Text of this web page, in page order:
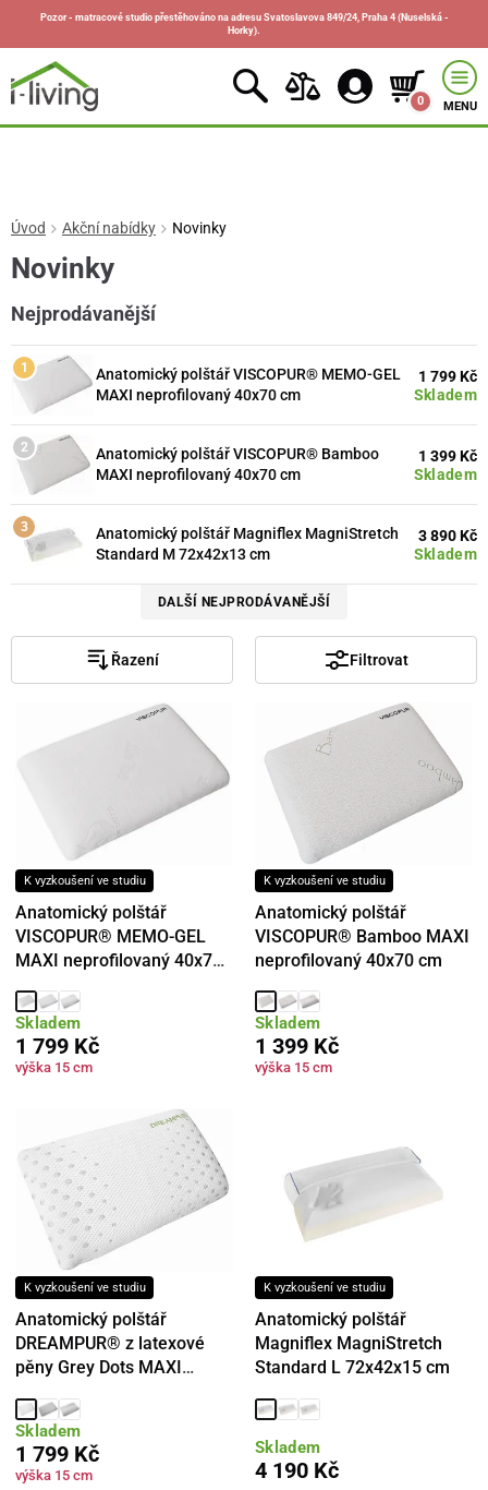
Pozor - matracové studio přestěhováno na adresu Svatoslavova 849/24, Praha 4 (Nuselská -
Horky).
0 MENU
Úvod Akční nabídky Novinky
Novinky
Nejprodávanější
Anatomický polštář VISCOPUR® MEMO-GEL
MAXI neprofilovaný 40x70 cm
Skladem
1 799 Kč
Anatomický polštář VISCOPUR® Bamboo
MAXI neprofilovaný 40x70 cm
Skladem
1 399 Kč
Anatomický polštář Magniflex MagniStretch
Standard M 72x42x13 cm
Skladem
3 890 Kč
DALŠÍ NEJPRODÁVANĚJŠÍ
Řazení Filtrovat
K vyzkoušení ve studiu
Anatomický polštář
VISCOPUR® MEMO-GEL
MAXI neprofilovaný 40x70
Skladem
1 799 Kč
výška 15 cm
K vyzkoušení ve studiu
Anatomický polštář
VISCOPUR® Bamboo MAXI
neprofilovaný 40x70 cm
Skladem
1 399 Kč
výška 15 cm
K vyzkoušení ve studiu
Anatomický polštář
DREAMPUR® z latexové
pěny Grey Dots MAXI
Skladem
1 799 Kč
výška 15 cm
K vyzkoušení ve studiu
Anatomický polštář
Magniflex MagniStretch
Standard L 72x42x15 cm
Skladem
4 190 Kč